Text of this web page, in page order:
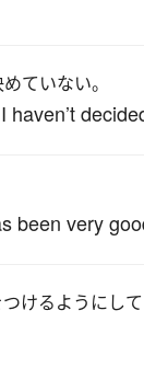
ていない。
been very
けるようにし